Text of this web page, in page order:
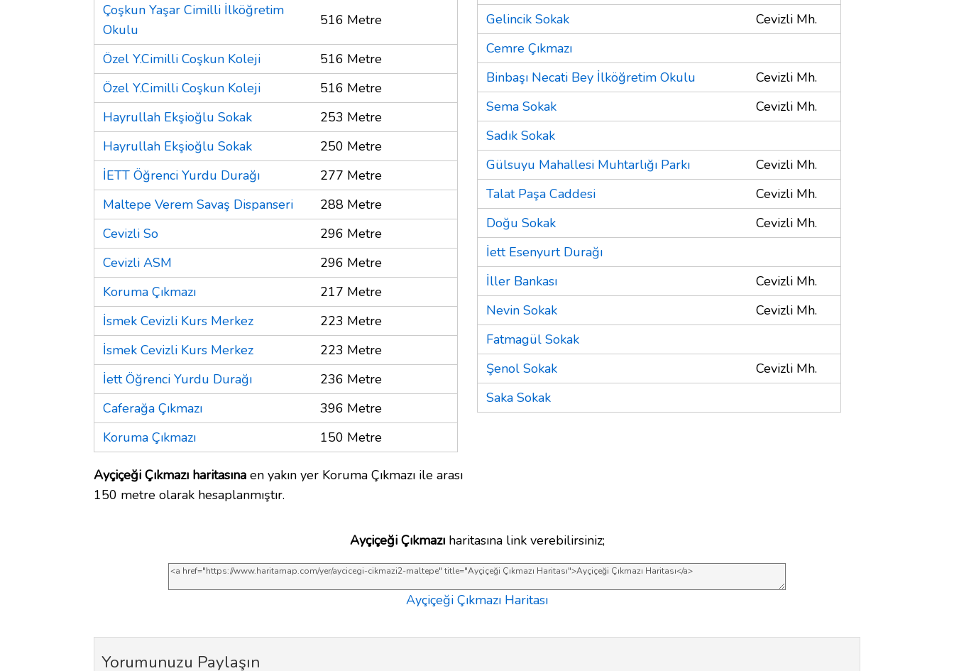
Çoşkun Yaşar Cimilli İlköğretim
Okulu
516 Metre
Özel Y.Cimilli Coşkun Koleji
516 Metre
Özel Y.Cimilli Coşkun Koleji
516 Metre
Hayrullah Ekşioğlu Sokak
253 Metre
Hayrullah Ekşioğlu Sokak
250 Metre
İETT Öğrenci Yurdu Durağı
277 Metre
Maltepe Verem Savaş Dispanseri
288 Metre
Cevizli So
296 Metre
Cevizli ASM
296 Metre
Koruma Çıkmazı
217 Metre
İsmek Cevizli Kurs Merkez
223 Metre
İsmek Cevizli Kurs Merkez
223 Metre
İett Öğrenci Yurdu Durağı
236 Metre
Caferağa Çıkmazı
396 Metre
Koruma Çıkmazı
150 Metre
Ayçiçeği Çıkmazı haritasına en yakın yer Koruma Çıkmazı ile arası
150 metre olarak hesaplanmıştır.
Gelincik Sokak
Cevizli Mh.
Cemre Çıkmazı
Binbaşı Necati Bey İlköğretim Okulu
Cevizli Mh.
Sema Sokak
Cevizli Mh.
Sadık Sokak
Gülsuyu Mahallesi Muhtarlığı Parkı
Cevizli Mh.
Talat Paşa Caddesi
Cevizli Mh.
Doğu Sokak
Cevizli Mh.
İett Esenyurt Durağı
İller Bankası
Cevizli Mh.
Nevin Sokak
Cevizli Mh.
Fatmagül Sokak
Şenol Sokak
Cevizli Mh.
Saka Sokak
Ayçiçeği Çıkmazıharitasına link verebilirsiniz;
Ayçiçeği Çıkmazı Haritası
Yorumunuzu Paylaşın